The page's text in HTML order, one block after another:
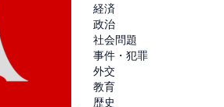
経済
政治
社会問題
事件・犯罪
外交
教育
歴史